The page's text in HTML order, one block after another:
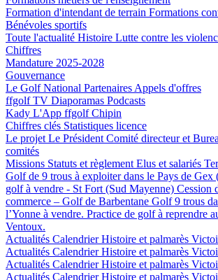
Formation d'intendant de terrain Formations
Bénévoles sportifs
Toute l'actualité Histoire Lutte contre les
Chiffres
Mandature 2025-2028
Gouvernance
Le Golf National Partenaires Appels d'offres
ffgolf TV Diaporamas Podcasts
Kady L'App ffgolfChipin
Chiffres clés Statistiques licence
Le projet Le Président Comité directeur et
comités
Missions Statuts et règlement Elus et salariés
Golf de 9 trous à exploiter dans le Pays de Gex
golf à vendre - St Fort (Sud Mayenne) Cession
commerce – Golf de Barbentane Golf 9 trous
l’Yonne à vendre. Practice de golf à reprendre
Ventoux.
Actualités CalendrierHistoire et palmarès
Actualités CalendrierHistoire et palmarès
Actualités CalendrierHistoire et palmarès
Actualités CalendrierHistoire et palmarès